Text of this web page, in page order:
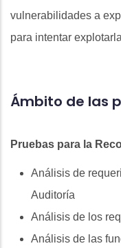
vulnerabilidades a
para intentar
Ámbito de las
Pruebas para la
Análisis de
Auditoría
Análisis de los
Análisis de las